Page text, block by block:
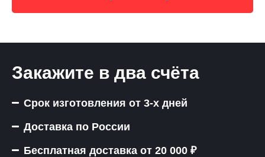
Закажите в два счёта
Срок изготовления от 3-х дней
Доставка по России
Бесплатная доставка от 20 000 ₽